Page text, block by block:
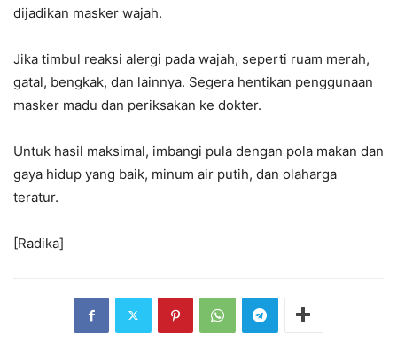
dijadikan masker wajah.
Jika timbul reaksi alergi pada wajah, seperti ruam merah,
gatal, bengkak, dan lainnya. Segera hentikan penggunaan
masker madu dan periksakan ke dokter.
Untuk hasil maksimal, imbangi pula dengan pola makan dan
gaya hidup yang baik, minum air putih, dan olaharga
teratur.
[Radika]